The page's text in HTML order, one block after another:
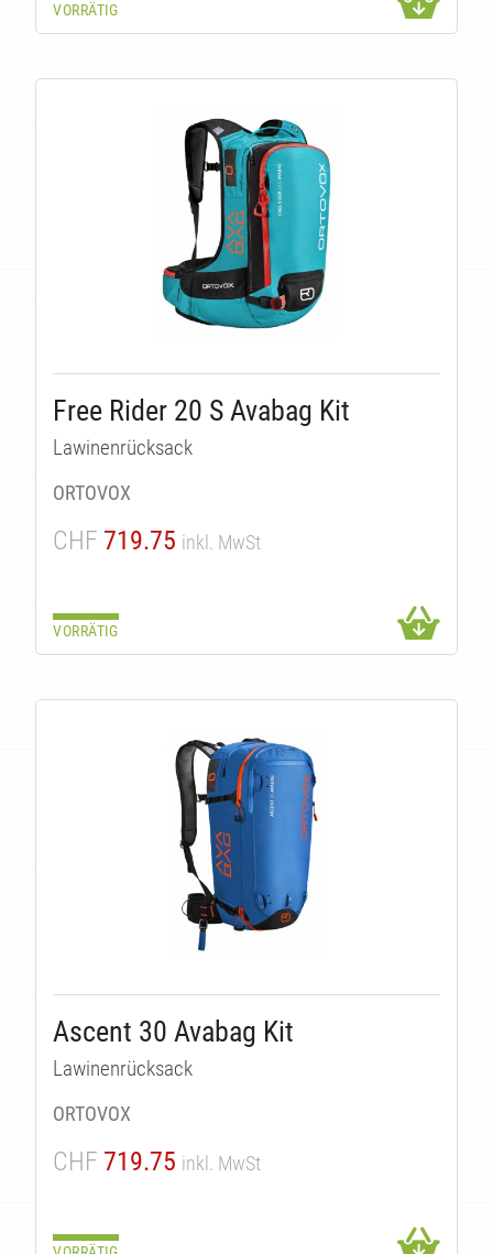
VORRÄTIG
Free Rider 20 S Avabag Kit
Lawinenrücksack
ORTOVOX
CHF 719.75 inkl. MwSt
VORRÄTIG
Ascent 30 Avabag Kit
Lawinenrücksack
ORTOVOX
CHF 719.75 inkl. MwSt